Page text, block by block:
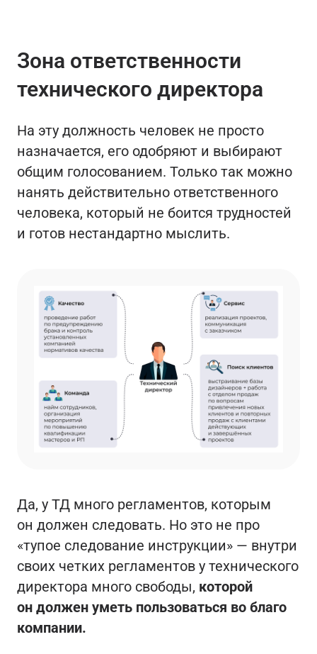
Зона ответственности
технического директора
На эту должность человек не просто
назначается, его одобряют и выбирают
общим голосованием. Только так можно
нанять действительно ответственного
человека, который не боится трудностей
и готов нестандартно мыслить.
Да, у ТД много регламентов, которым
он должен следовать. Но это не про
«тупое следование инструкции» — внутри
своих четких регламентов у технического
директора много свободы, которой
он должен уметь пользоваться во благо
компании.